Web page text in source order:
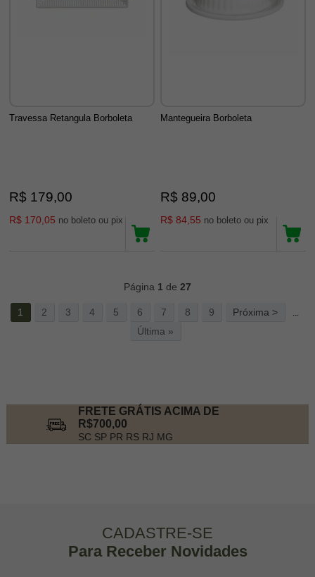
Travessa Retangula Borboleta
R$ 179,00
R$ 170,05 no boleto ou pix
Mantegueira Borboleta
R$ 89,00
R$ 84,55 no boleto ou pix
Página 1 de 27
1 2 3 4 5 6 7 8 9 Próxima >
Última »
FRETE GRÁTIS ACIMA DE
R$700,00
SC SP PR RS RJ MG
CADASTRE-SE
Para Receber Novidades